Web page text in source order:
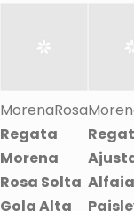
MorenaRosa
Regata
Morena
Rosa Solta
Gola Alta